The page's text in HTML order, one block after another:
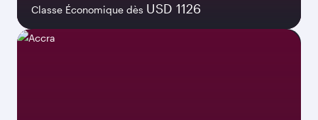
Classe Économique dès USD 1126